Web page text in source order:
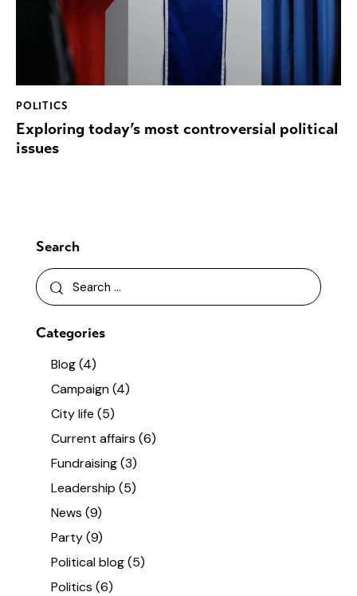
POLITICS
Exploring today’s most controversial political
issues
Search
Categories
Blog(4)
Campaign(4)
City life (5)
Current affairs (6)
Fundraising(3)
Leadership (5)
News (9)
Party(9)
Political blog(5)
Politics (6)